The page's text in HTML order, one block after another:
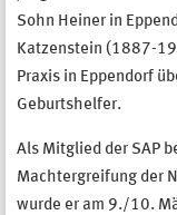
Sohn Heiner in
Katzenstein (1887-
Praxis in Eppendorf
Geburtshelfer.
Als Mitglied der SAP
Machtergreifung der
wurde er am 9./10.